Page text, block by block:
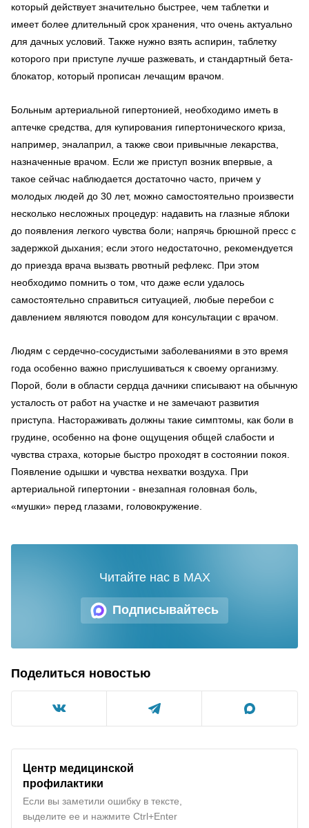
который действует значительно быстрее, чем таблетки и
имеет более длительный срок хранения, что очень актуально
для дачных условий. Также нужно взять аспирин, таблетку
которого при приступе лучше разжевать, и стандартный бета-
блокатор, который прописан лечащим врачом.
Больным артериальной гипертонией, необходимо иметь в
аптечке средства, для купирования гипертонического криза,
например, эналаприл, а также свои привычные лекарства,
назначенные врачом. Если же приступ возник впервые, а
такое сейчас наблюдается достаточно часто, причем у
молодых людей до 30 лет, можно самостоятельно произвести
несколько несложных процедур: надавить на глазные яблоки
до появления легкого чувства боли; напрячь брюшной пресс с
задержкой дыхания; если этого недостаточно, рекомендуется
до приезда врача вызвать рвотный рефлекс. При этом
необходимо помнить о том, что даже если удалось
самостоятельно справиться ситуацией, любые перебои с
давлением являются поводом для консультации с врачом.
Людям с сердечно-сосудистыми заболеваниями в это время
года особенно важно прислушиваться к своему организму.
Порой, боли в области сердца дачники списывают на обычную
усталость от работ на участке и не замечают развития
приступа. Настораживать должны такие симптомы, как боли в
грудине, особенно на фоне ощущения общей слабости и
чувства страха, которые быстро проходят в состоянии покоя.
Появление одышки и чувства нехватки воздуха. При
артериальной гипертонии - внезапная головная боль,
«мушки» перед глазами, головокружение.
Подписывайтесь
Читайте нас в MAX
Поделиться новостью
Центр медицинской
профилактики
Если вы заметили ошибку в тексте,
выделите ее и нажмите Ctrl+Enter